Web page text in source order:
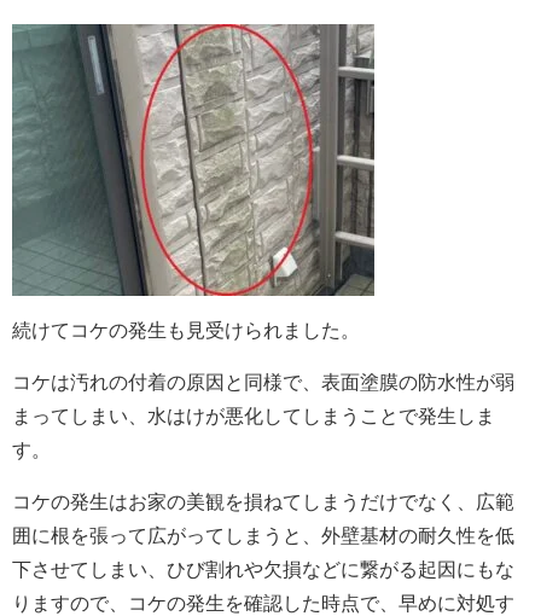
続けてコケの発生も見受けられました。
コケは汚れの付着の原因と同様で、表面塗膜の防水性が弱
まってしまい、水はけが悪化してしまうことで発生しま
す。
コケの発生はお家の美観を損ねてしまうだけでなく、広範
囲に根を張って広がってしまうと、外壁基材の耐久性を低
下させてしまい、ひび割れや欠損などに繋がる起因にもな
りますので、コケの発生を確認した時点で、早めに対処す